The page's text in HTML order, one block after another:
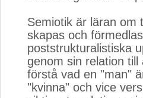
Semiotik är läran om
skapas och
poststrukturalistiska
genom sin relation
förstå vad en "man"
"kvinna" och vice